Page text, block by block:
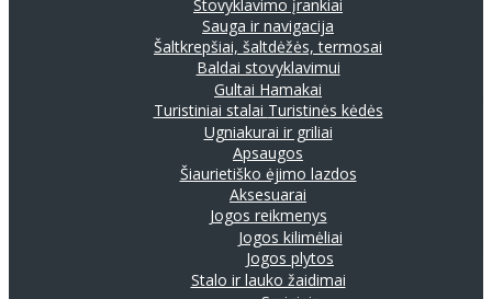
Stovyklavimo įrankiai
Sauga ir navigacija
Šaltkrepšiai, šaltdėžės, termosai
Baldai stovyklavimui
Gultai Hamakai
Turistiniai stalai Turistinės kėdės
Ugniakurai ir griliai
Apsaugos
Šiaurietiško ėjimo lazdos
Aksesuarai
Jogos reikmenys
Jogos kilimėliai
Jogos plytos
Stalo ir lauko žaidimai